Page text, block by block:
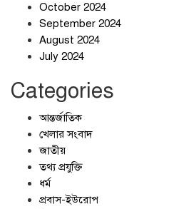
October 2024
September 2024
August 2024
July 2024
Categories
আন্তর্জাতিক
খেলার সংবাদ
জাতীয়
তথ্য প্রযুক্তি
ধর্ম
প্রবাস-ইউরোপ